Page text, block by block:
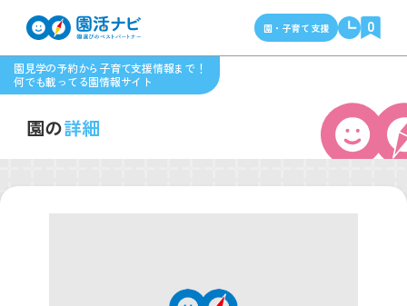
園見学の予約から子育て支援情報まで！
何でも載ってる園情報サイト
園・子育て支援 0
園の詳細